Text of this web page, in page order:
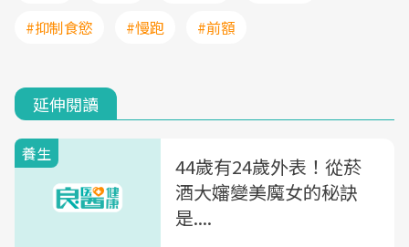
#抑制食慾
#慢跑 #前額
延伸閱讀
養生
44歲有24歲外表！從菸
酒大嬸變美魔女的秘訣
是....